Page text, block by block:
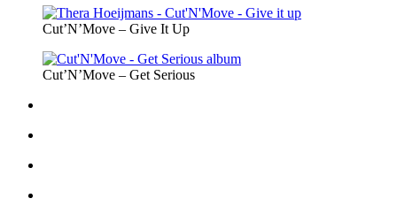
Cut’N’Move – Give It Up
Cut’N’Move – Get Serious